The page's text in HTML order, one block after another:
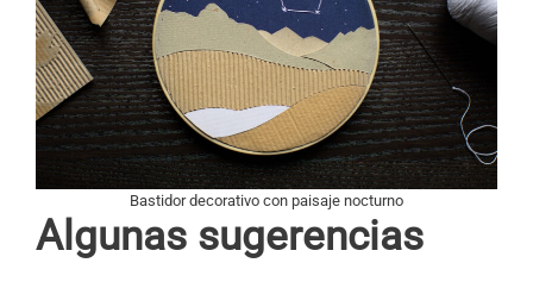
Bastidor decorativo con paisaje nocturno
Algunas sugerencias